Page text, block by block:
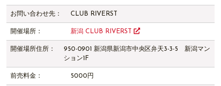
お問い合わせ先： CLUB RIVERST
開催場所： 新潟 CLUB RIVERST
開催場所住所：
950-0901 新潟県新潟市中央区弁天3-3-5 新潟マン
ション1F
前売料金： 5000円